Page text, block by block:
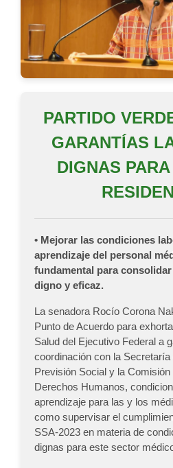
PARTIDO
GARANTÍAS
DIGNAS
• Mejorar las condiciones
aprendizaje del personal
fundamental para
digno y eficaz.
La senadora Rocío Corona
Punto de Acuerdo para
Salud del Ejecutivo Federal a
coordinación con la Secretaría
Previsión Social y la Comisión
Derechos Humanos,
aprendizaje para las y los
como supervisar el
SSA-2023 en materia de
dignas para este sector